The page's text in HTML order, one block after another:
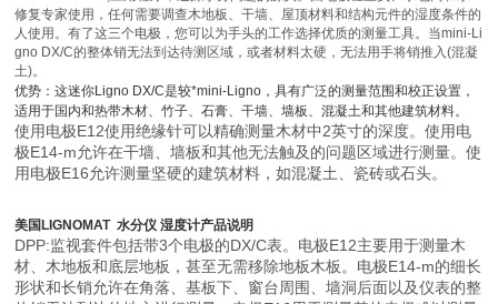
修复专家使用，任何需要调查木地板、干墙、屋顶材料和结构元件的湿度条件的
人使用。有了这三个电极，您可以为手头的工作选择优质的测量工具。当mini-Li
gno DX/C的整体销无法到达待测区域，或者材料太硬，无法用手将销推入(混凝
土)。
优势：这迷你Ligno DX/C是较*mini-Ligno，具有广泛的测量范围和校正设置，
适用于国内和热带木材、竹子、石膏、干墙、墙板、混凝土和其他建筑材料。
使用电极E12使用绝缘针可以精确测量木材中2英寸的深度。使用电
极E14-m允许在干墙、墙板和其他无法触及的问题区域进行测量。使
用电极E16允许测量坚硬的建筑材料，如混凝土、瓷砖或石头。
美国LIGNOMAT 水分仪 湿度计产品说明
DPP:监视套件包括带3个电极的DX/C表。电极E12主要用于测量木
材、木地板和底层地板，甚至无需移除地板木板。电极E14-m的细长
形状和长销允许在角落、基板下、窗台周围、墙洞后面以及仪表的整